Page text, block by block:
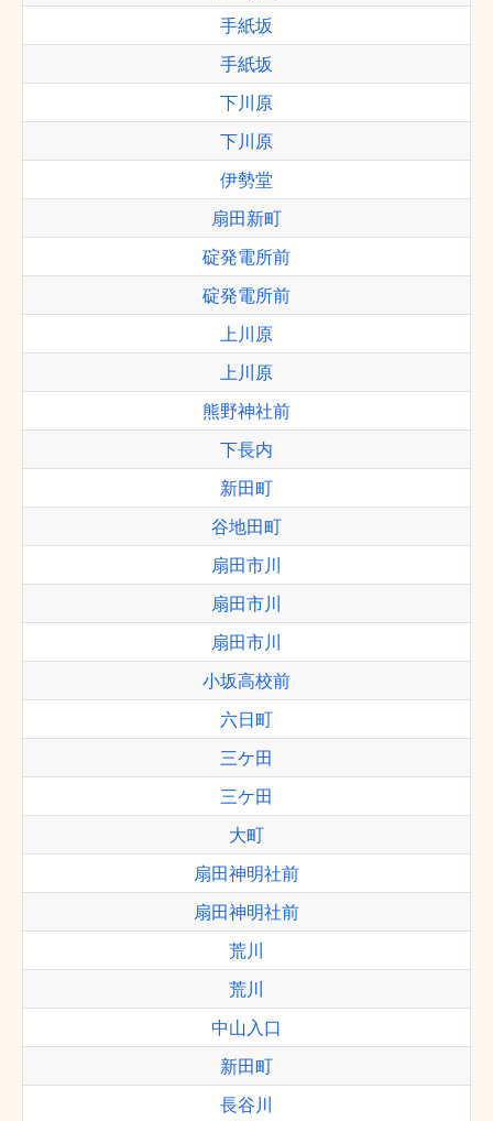
手紙坂
手紙坂
下川原
下川原
伊勢堂
扇田新町
碇発電所前
碇発電所前
上川原
上川原
熊野神社前
下長内
新田町
谷地田町
扇田市川
扇田市川
扇田市川
小坂高校前
六日町
三ケ田
三ケ田
大町
扇田神明社前
扇田神明社前
荒川
荒川
中山入口
新田町
長谷川